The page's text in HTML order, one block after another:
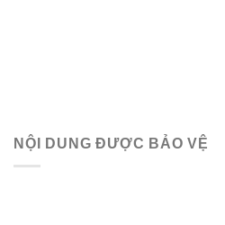
NỘI DUNG ĐƯỢC BẢO VỆ